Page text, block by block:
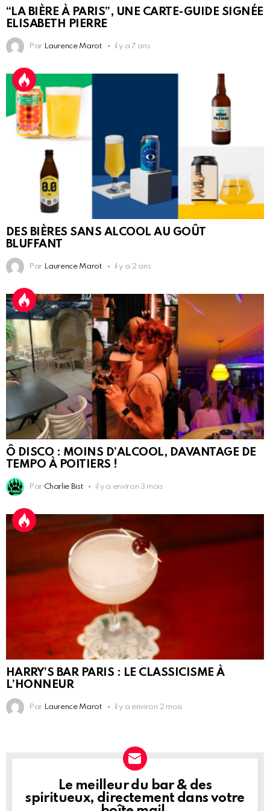
“LA BIÈRE À PARIS”, UNE CARTE-GUIDE SIGNÉE
ELISABETH PIERRE
Par Laurence Marot il y a 7 ans
DES BIÈRES SANS ALCOOL AU GOÛT
BLUFFANT
Par Laurence Marot il y a 2 ans
Ô DISCO : MOINS D’ALCOOL, DAVANTAGE DE
TEMPO À POITIERS !
Par Charlie Bist il y a environ 3 mois
HARRY’S BAR PARIS : LE CLASSICISME À
L’HONNEUR
Par Laurence Marot il y a environ 2 mois
NEWSLETTER
Le meilleur du bar & des
spiritueux, directement dans votre